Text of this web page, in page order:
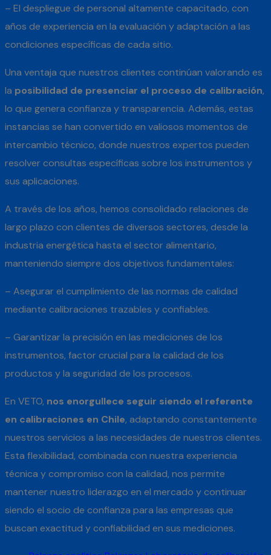
– El despliegue de personal altamente capacitado, con
años de experiencia en la evaluación y adaptación a las
condiciones específicas de cada sitio.
Una ventaja que nuestros clientes continúan valorando es
la posibilidad de presenciar el proceso de calibración,
lo que genera confianza y transparencia. Además, estas
instancias se han convertido en valiosos momentos de
intercambio técnico, donde nuestros expertos pueden
resolver consultas específicas sobre los instrumentos y
sus aplicaciones.
A través de los años, hemos consolidado relaciones de
largo plazo con clientes de diversos sectores, desde la
industria energética hasta el sector alimentario,
manteniendo siempre dos objetivos fundamentales:
– Asegurar el cumplimiento de las normas de calidad
mediante calibraciones trazables y confiables.
– Garantizar la precisión en las mediciones de los
instrumentos, factor crucial para la calidad de los
productos y la seguridad de los procesos.
En VETO, nos enorgullece seguir siendo el referente
en calibraciones en Chile, adaptando constantemente
nuestros servicios a las necesidades de nuestros clientes.
Esta flexibilidad, combinada con nuestra experiencia
técnica y compromiso con la calidad, nos permite
mantener nuestro liderazgo en el mercado y continuar
siendo el socio de confianza para las empresas que
buscan exactitud y confiabilidad en sus mediciones.